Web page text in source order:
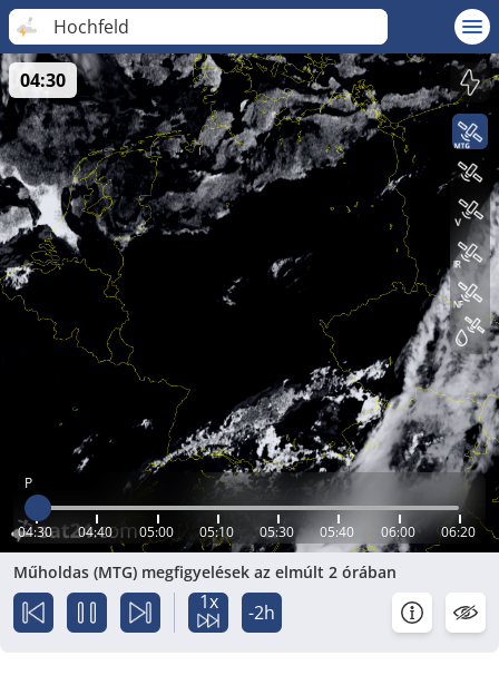
Hochfeld
P
04:30 04:40 05:00 05:10 05:30 05:40 06:00 06:20
04:30
Műholdas (MTG) megfigyelések az elmúlt 2 órában
1x -2h